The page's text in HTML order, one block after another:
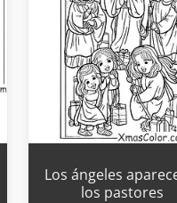
Los ángeles
los pastores